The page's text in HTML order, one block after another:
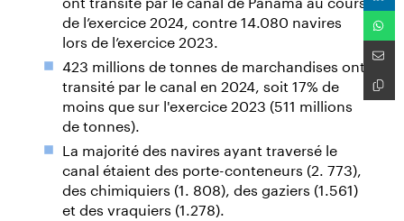
de l’exercice 2024, contre 14.080 navires
lors de l’exercice 2023.
423 millions de tonnes de marchandises ont
transité par le canal en 2024, soit 17% de
moins que sur l'exercice 2023 (511 millions
de tonnes).
La majorité des navires ayant traversé le
canal étaient des porte-conteneurs (2. 773),
des chimiquiers (1. 808), des gaziers (1.561)
et des vraquiers (1.278).